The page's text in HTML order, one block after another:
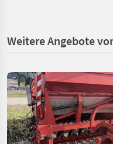
Weitere Angebote